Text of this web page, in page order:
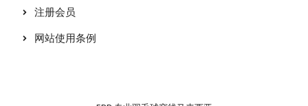
注册会员
网站使用条例